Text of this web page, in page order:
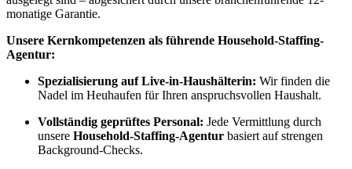
monatige Garantie.
Unsere Kernkompetenzen als führende Household-Staffing-
Agentur:
Spezialisierung auf Live-in-Haushälterin: Wir finden die
Nadel im Heuhaufen für Ihren anspruchsvollen Haushalt.
Vollständig geprüftes Personal: Jede Vermittlung durch
unsere Household-Staffing-Agentur basiert auf strengen
Background-Checks.